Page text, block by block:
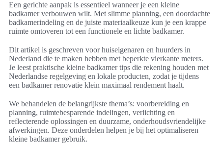
Een gerichte aanpak is essentieel wanneer je een kleine
badkamer verbouwen wilt. Met slimme planning, een doordachte
badkamerindeling en de juiste materiaalkeuze kun je een krappe
ruimte omtoveren tot een functionele en lichte badkamer.
Dit artikel is geschreven voor huiseigenaren en huurders in
Nederland die te maken hebben met beperkte vierkante meters.
Je leest praktische kleine badkamer tips die rekening houden met
Nederlandse regelgeving en lokale producten, zodat je tijdens
een badkamer renovatie klein maximaal rendement haalt.
We behandelen de belangrijkste thema’s: voorbereiding en
planning, ruimtebesparende indelingen, verlichting en
reflecterende oplossingen en duurzame, onderhoudsvriendelijke
afwerkingen. Deze onderdelen helpen je bij het optimaliseren
kleine badkamer gebruik.